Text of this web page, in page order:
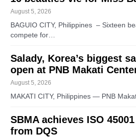
August 5, 2026
BAGUIO CITY, Philippines – Sixteen
compete for…
Salady, Korea’s biggest
open at PNB Makati
August 5, 2026
MAKATI CITY, Philippines — PNB
SBMA achieves ISO
from DQS